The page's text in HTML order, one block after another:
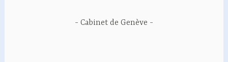
Cabinet de Genève